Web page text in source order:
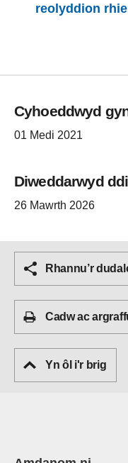
reolyddion
Cyhoeddwyd
01 Medi 2021
Diweddarwyd
26 Mawrth 2026
Rhannu’r
Cadw ac
Yn ôl i'r brig